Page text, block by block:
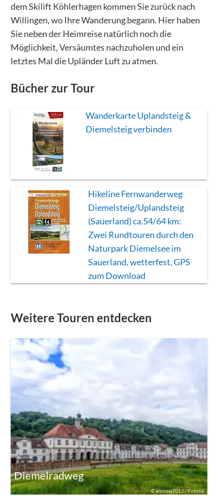
dem Skilift Köhlerhagen kommen Sie zurück nach
Willingen, wo Ihre Wanderung begann. Hier haben
Sie neben der Heimreise natürlich noch die
Möglichkeit, Versäumtes nachzuholen und ein
letztes Mal die Upländer Luft zu atmen.
Bücher zur Tour
Wanderkarte Uplandsteig &
Diemelsteig verbinden
Hikeline Fernwanderweg
Diemelsteig/Uplandsteig
(Sauerland) ca.54/64 km:
Zwei Rundtouren durch den
Naturpark Diemelsee im
Sauerland, wetterfest, GPS
zum Download
Weitere Touren entdecken
©andrzej2012 / Fotolia
Diemelradweg